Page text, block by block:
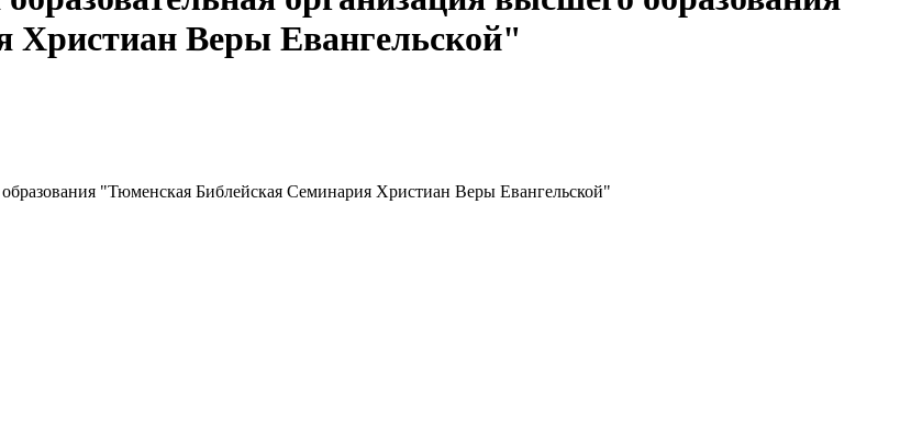
Христиан Веры Евангельской"
"Тюменская Библейская Семинария Христиан Веры Евангельской"